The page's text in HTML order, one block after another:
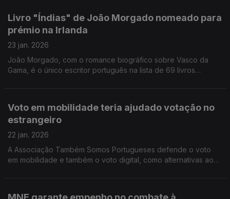
Livro "Índias" de João Morgado nomeado para
prémio na Irlanda
23 jan. 2026
João Morgado, com o romance biográfico sobre Vasco da
Gama, é o único escritor português na lista de 69 livros
Voto em mobilidade teria ajudado votação no
estrangeiro
22 jan. 2026
A Associação Também Somos Portugueses defende o voto
em mobilidade e também o voto digital, como alternativas ao